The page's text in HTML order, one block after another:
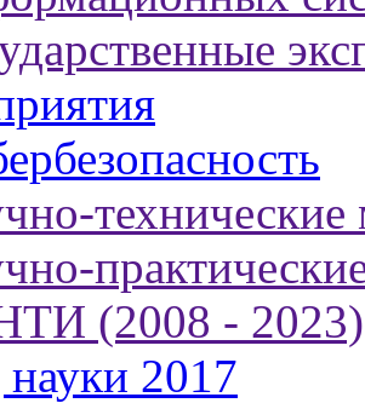
технические
(2008 - 2023)
науки 2017